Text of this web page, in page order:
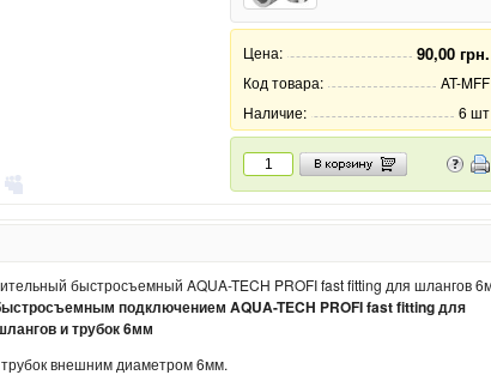
Цена: 90,00 грн.
Код товара:
AT-MFF
Наличие:
6 шт
подключением AQUA-TECH PROFI fast fitting для
и трубок 6мм
внешним диаметром 6мм.